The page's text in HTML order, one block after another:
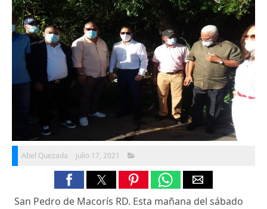
Abel Quezada julio 17, 2021
San Pedro de Macorís RD. Esta mañana del sábado